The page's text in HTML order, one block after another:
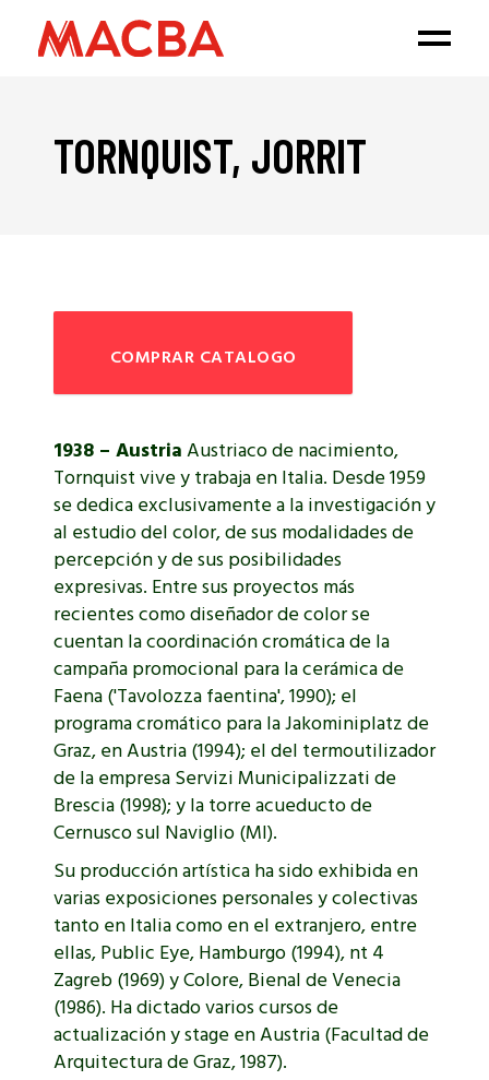
TORNQUIST, JORRIT
COMPRAR CATALOGO
1938 – AustriaAustriaco de nacimiento,
Tornquist vive y trabaja en Italia. Desde 1959
se dedica exclusivamente a la investigación y
al estudio del color, de sus modalidades de
percepción y de sus posibilidades
expresivas. Entre sus proyectos más
recientes como diseñador de color se
cuentan la coordinación cromática de la
campaña promocional para la cerámica de
Faena ('Tavolozza faentina', 1990); el
programa cromático para la Jakominiplatz de
Graz, en Austria (1994); el del termoutilizador
de la empresa Servizi Municipalizzati de
Brescia (1998); y la torre acueducto de
Cernusco sul Naviglio (MI).
Su producción artística ha sido exhibida en
varias exposiciones personales y colectivas
tanto en Italia como en el extranjero, entre
ellas, Public Eye, Hamburgo (1994), nt 4
Zagreb (1969) y Colore, Bienal de Venecia
(1986). Ha dictado varios cursos de
actualización y stage en Austria (Facultad de
Arquitectura de Graz, 1987).